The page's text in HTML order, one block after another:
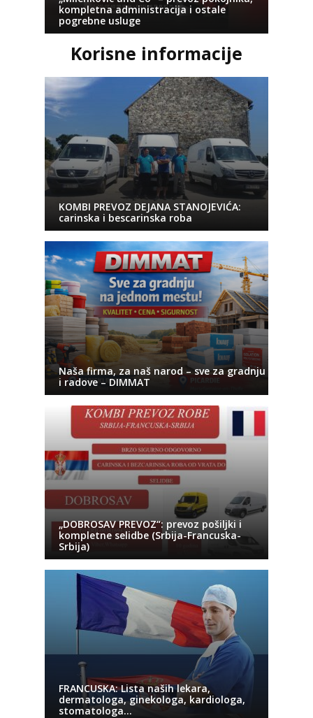
kompletna administracija i ostale
pogrebne usluge
Korisne informacije
KOMBI PREVOZ DEJANA STANOJEVIĆA:
carinska i bescarinska roba
Naša firma, za naš narod – sve za gradnju
i radove – DIMMAT
„DOBROSAV PREVOZ“: prevoz pošiljki i
kompletne selidbe (Srbija-Francuska-
Srbija)
FRANCUSKA: Lista naših lekara,
dermatologa, ginekologa, kardiologa,
stomatologa…